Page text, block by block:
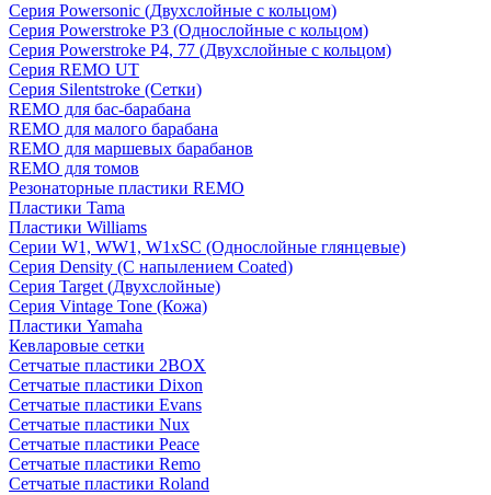
Серия Powersonic (Двухслойные с кольцом)
Серия Powerstroke P3 (Однослойные с кольцом)
Серия Powerstroke P4, 77 (Двухслойные с кольцом)
Серия REMO UT
Серия Silentstroke (Сетки)
REMO для бас-барабана
REMO для малого барабана
REMO для маршевых барабанов
REMO для томов
Резонаторные пластики REMO
Пластики Tama
Пластики Williams
Серии W1, WW1, W1xSC (Однослойные глянцевые)
Серия Density (C напылением Coated)
Серия Target (Двухслойные)
Серия Vintage Tone (Кожа)
Пластики Yamaha
Кевларовые сетки
Сетчатые пластики 2BOX
Сетчатые пластики Dixon
Сетчатые пластики Evans
Сетчатые пластики Nux
Сетчатые пластики Peace
Сетчатые пластики Remo
Сетчатые пластики Roland